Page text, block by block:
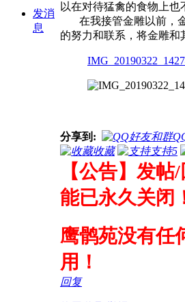
发消
息
以在对待猛禽的食物上也
在我接管金雕以前，金
的努力和联系，将金雕和
分享到:
收藏
支持5
【公告】发
能已永久关闭
鹰鹘苑没有任
用！
回复